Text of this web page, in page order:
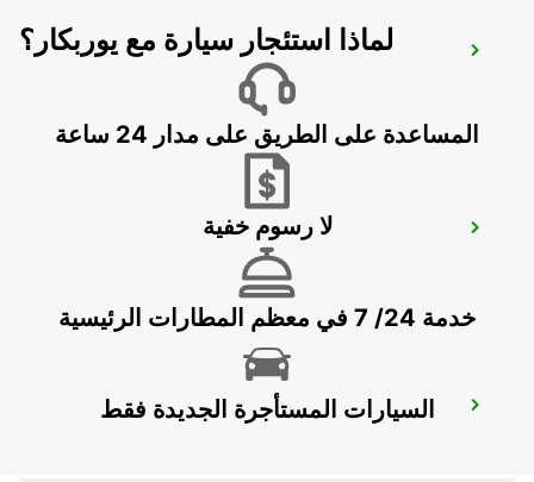
PLAISANCE AIRPORT
PLAINE MAGNIEN - MAURITIUS
GRAND BAY - MAURITIUS
BANDRELE HOTEL SAKOULI
لماذا استئجار سيارة مع يوربكار؟
المساعدة على الطريق على مدار 24 ساعة
لا رسوم خفية
خدمة 24/ 7 في معظم المطارات الرئيسية
السيارات المستأجرة الجديدة فقط